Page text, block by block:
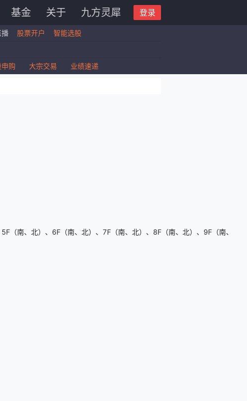
基金 关于 九方灵犀 登录
播 股票开户
智能选股
购 大宗交易 业绩速递
（南、北）、6F（南、北）、7F（南、北）、8F（南、北）、9F（南、